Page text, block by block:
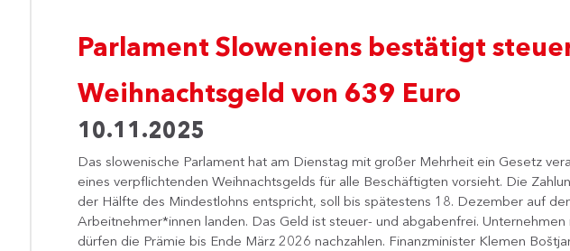
Parlament Sloweniens bestätigt
Weihnachtsgeld von 639 Euro
10.11.2025
Das slowenische Parlament hat am Dienstag mit großer Mehrheit ein Gesetz
eines verpflichtenden Weihnachtsgelds für alle Beschäftigten vorsieht. Die
der Hälfte des Mindestlohns entspricht, soll bis spätestens 18. Dezember auf
Arbeitnehmer*innen landen. Das Geld ist steuer- und abgabenfrei.
dürfen die Prämie bis Ende März 2026 nachzahlen. Finanzminister Klemen